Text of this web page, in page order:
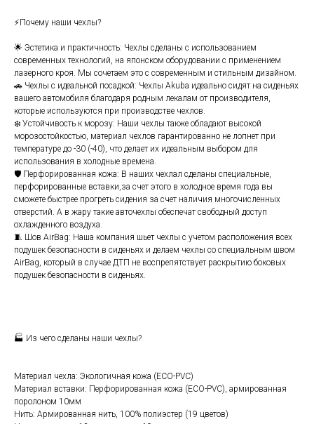
⚡Почему наши чехлы?
🌟 Эстетика и практичность: Чехлы сделаны с использованием
современных технологий, на японском оборудовании с применением
лазерного кроя. Мы сочетаем это с современным и стильным дизайном.
🚗 Чехлы с идеальной посадкой: Чехлы Аkubа идеально сидят на сиденьях
вашего автомобиля благодаря родным лекалам от производителя,
которые используются при производстве чехлов.
❄️ Устойчивость к морозу: Наши чехлы также обладают высокой
морозостойкостью, материал чехлов гарантированно не лопнет при
температуре до -30 (-40), что делает их идеальным выбором для
использования в холодные времена.
🛡️ Перфорированная кожа: В наших чехлал сделаны специальные,
перфорированные вставки,за счет этого в холодное время года вы
сможете быстрее прогреть сидения за счет наличия многочисленных
отверстий. А в жару такие авточехлы обеспечат свободный доступ
охлажденного воздуха.
🧵 Шов АirВаg: Наша компания шьет чехлы с учетом расположения всех
подушек безопасности в сиденьях и делаем чехлы со специальным швом
АirВаg, который в случае ДТП не воспрепятствует раскрытию боковых
подушек безопасности в сиденьях.
🏭 Из чего сделаны наши чехлы?
Материал чехла: Экологичная кожа (ЕСО-РVС)
Материал вставки: Перфорированная кожа (ЕСО-РVС), армированная
поролоном 10мм
Нить: Армированная нить, 100% полиэстер (19 цветов)